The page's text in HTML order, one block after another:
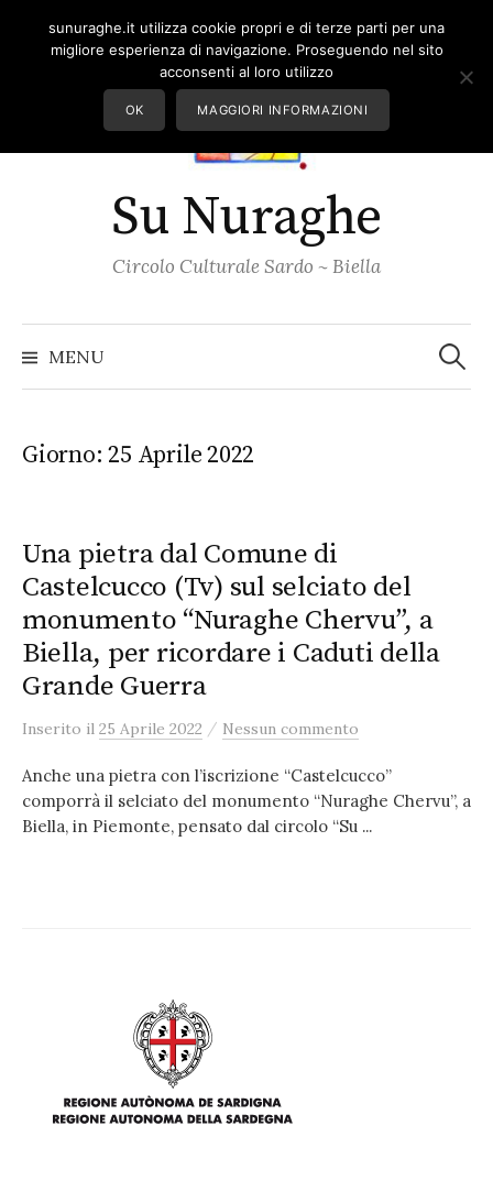
Su Nuraghe
Circolo Culturale Sardo ~ Biella
MENU per:
Giorno:25 Aprile 2022
Una pietra dal Comune di
Castelcucco (Tv) sul selciato del
monumento “Nuraghe Chervu”, a
Biella, per ricordare i Caduti della
Grande Guerra
Inserito il 25 Aprile 2022 / Nessun commento
Anche una pietra con l’iscrizione “Castelcucco”
comporrà il selciato del monumento “Nuraghe Chervu”, a
Biella, in Piemonte, pensato dal circolo “Su ...
sunuraghe.it utilizza cookie propri e di terze parti per una
migliore esperienza di navigazione. Proseguendo nel sito
acconsenti al loro utilizzo
OK MAGGIORI INFORMAZIONI